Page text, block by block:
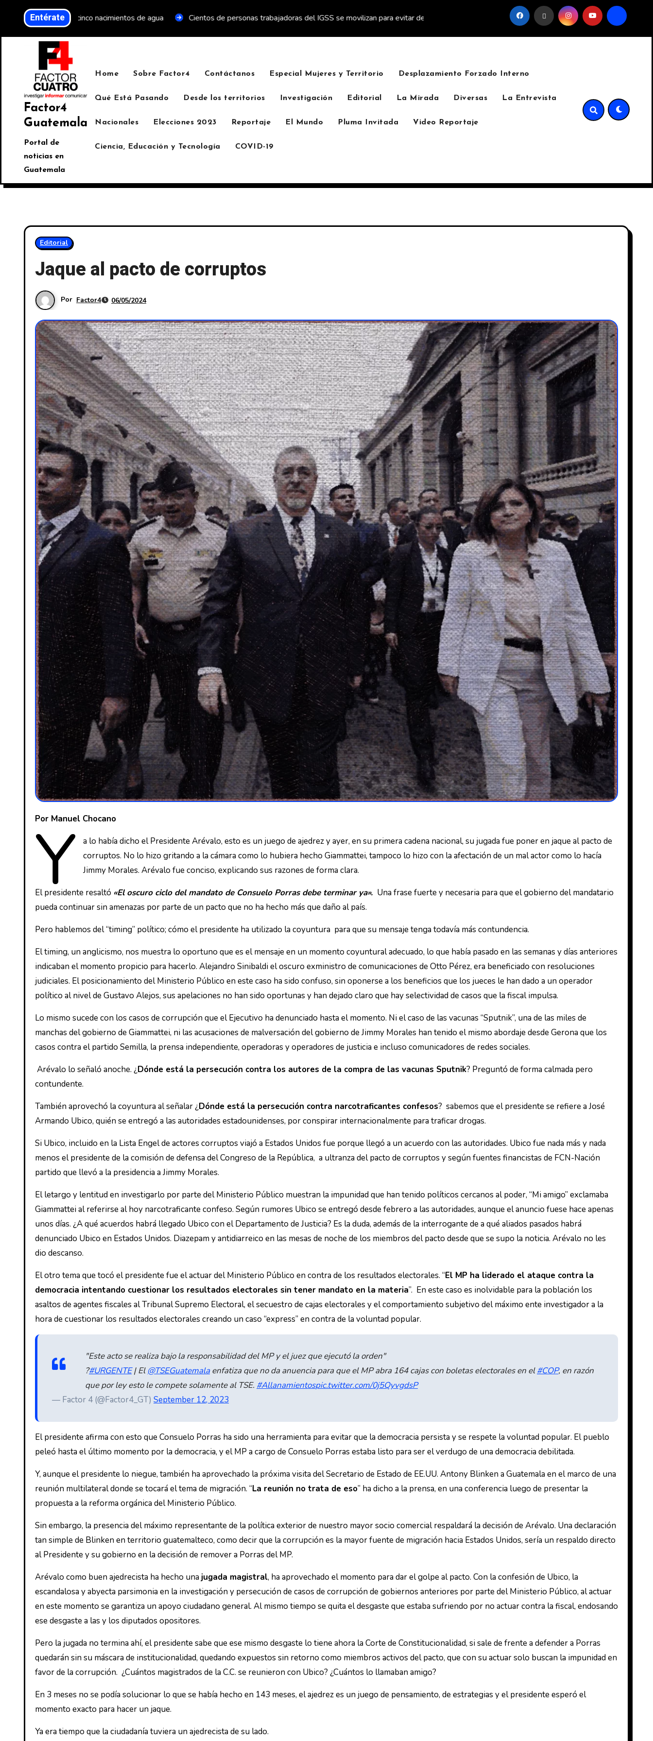
Entérate
cinco nacimientos de agua Cientos de personas trabajadoras del IGSS se movilizan para evitar descuento a favor del sindicato La invasión del cinturón verde de
Factor4
Guatemala
Portal de
noticias en
Guatemala
Home Sobre Factor4 Contáctanos Especial Mujeres y Territorio Desplazamiento Forzado Interno
Qué Está Pasando Desde los territorios Investigación Editorial La Mirada Diversas La Entrevista
Nacionales Elecciones 2023 Reportaje El Mundo Pluma Invitada Video Reportaje
Ciencia, Educación y Tecnología COVID-19
Editorial
Jaque al pacto de corruptos
Por Factor4 06/05/2024
Por Manuel Chocano
Y
a lo había dicho el Presidente Arévalo, esto es un juego de ajedrez y ayer, en su primera cadena nacional, su jugada fue poner en jaque al pacto de
corruptos. No lo hizo gritando a la cámara como lo hubiera hecho Giammattei, tampoco lo hizo con la afectación de un mal actor como lo hacía
Jimmy Morales. Arévalo fue conciso, explicando sus razones de forma clara.
El presidente resaltó «El oscuro ciclo del mandato de Consuelo Porras debe terminar ya». Una frase fuerte y necesaria para que el gobierno del mandatario
pueda continuar sin amenazas por parte de un pacto que no ha hecho más que daño al país.
Pero hablemos del “timing” político; cómo el presidente ha utilizado la coyuntura para que su mensaje tenga todavía más contundencia.
El timing, un anglicismo, nos muestra lo oportuno que es el mensaje en un momento coyuntural adecuado, lo que había pasado en las semanas y días anteriores
indicaban el momento propicio para hacerlo. Alejandro Sinibaldi el oscuro exministro de comunicaciones de Otto Pérez, era beneficiado con resoluciones
judiciales. El posicionamiento del Ministerio Público en este caso ha sido confuso, sin oponerse a los beneficios que los jueces le han dado a un operador
político al nivel de Gustavo Alejos, sus apelaciones no han sido oportunas y han dejado claro que hay selectividad de casos que la fiscal impulsa.
Lo mismo sucede con los casos de corrupción que el Ejecutivo ha denunciado hasta el momento. Ni el caso de las vacunas “Sputnik”, una de las miles de
manchas del gobierno de Giammattei, ni las acusaciones de malversación del gobierno de Jimmy Morales han tenido el mismo abordaje desde Gerona que los
casos contra el partido Semilla, la prensa independiente, operadoras y operadores de justicia e incluso comunicadores de redes sociales.
Arévalo lo señaló anoche. ¿Dónde está la persecución contra los autores de la compra de las vacunas Sputnik? Preguntó de forma calmada pero
contundente.
También aprovechó la coyuntura al señalar ¿Dónde está la persecución contra narcotraficantes confesos? sabemos que el presidente se refiere a José
Armando Ubico, quién se entregó a las autoridades estadounidenses, por conspirar internacionalmente para traficar drogas.
Si Ubico, incluido en la Lista Engel de actores corruptos viajó a Estados Unidos fue porque llegó a un acuerdo con las autoridades. Ubico fue nada más y nada
menos el presidente de la comisión de defensa del Congreso de la República, a ultranza del pacto de corruptos y según fuentes financistas de FCN-Nación
partido que llevó a la presidencia a Jimmy Morales.
El letargo y lentitud en investigarlo por parte del Ministerio Público muestran la impunidad que han tenido políticos cercanos al poder, “Mi amigo” exclamaba
Giammattei al referirse al hoy narcotraficante confeso. Según rumores Ubico se entregó desde febrero a las autoridades, aunque el anuncio fuese hace apenas
unos días. ¿A qué acuerdos habrá llegado Ubico con el Departamento de Justicia? Es la duda, además de la interrogante de a qué aliados pasados habrá
denunciado Ubico en Estados Unidos. Diazepam y antidiarreico en las mesas de noche de los miembros del pacto desde que se supo la noticia. Arévalo no les
dio descanso.
El otro tema que tocó el presidente fue el actuar del Ministerio Público en contra de los resultados electorales. “El MP ha liderado el ataque contra la
democracia intentando cuestionar los resultados electorales sin tener mandato en la materia”. En este caso es inolvidable para la población los
asaltos de agentes fiscales al Tribunal Supremo Electoral, el secuestro de cajas electorales y el comportamiento subjetivo del máximo ente investigador a la
hora de cuestionar los resultados electorales creando un caso “express” en contra de la voluntad popular.
"Este acto se realiza bajo la responsabilidad del MP y el juez que ejecutó la orden"
?#URGENTE| El @TSEGuatemalaenfatiza que no da anuencia para que el MP abra 164 cajas con boletas electorales en el#COP, en razón
que por ley esto le compete solamente al TSE. #Allanamientospic.twitter.com/0j5QyvgdsP
— Factor 4 (@Factor4_GT) September 12, 2023
El presidente afirma con esto que Consuelo Porras ha sido una herramienta para evitar que la democracia persista y se respete la voluntad popular. El pueblo
peleó hasta el último momento por la democracia, y el MP a cargo de Consuelo Porras estaba listo para ser el verdugo de una democracia debilitada.
Y, aunque el presidente lo niegue, también ha aprovechado la próxima visita del Secretario de Estado de EE.UU. Antony Blinken a Guatemala en el marco de una
reunión multilateral donde se tocará el tema de migración. “La reunión no trata de eso” ha dicho a la prensa, en una conferencia luego de presentar la
propuesta a la reforma orgánica del Ministerio Público.
Sin embargo, la presencia del máximo representante de la política exterior de nuestro mayor socio comercial respaldará la decisión de Arévalo. Una declaración
tan simple de Blinken en territorio guatemalteco, como decir que la corrupción es la mayor fuente de migración hacia Estados Unidos, sería un respaldo directo
al Presidente y su gobierno en la decisión de remover a Porras del MP.
Arévalo como buen ajedrecista ha hecho unajugada magistral, ha aprovechado el momento para dar el golpe al pacto. Con la confesión de Ubico, la
escandalosa y abyecta parsimonia en la investigación y persecución de casos de corrupción de gobiernos anteriores por parte del Ministerio Público, al actuar
en este momento se garantiza un apoyo ciudadano general. Al mismo tiempo se quita el desgaste que estaba sufriendo por no actuar contra la fiscal, endosando
ese desgaste a las y los diputados opositores.
Pero la jugada no termina ahí, el presidente sabe que ese mismo desgaste lo tiene ahora la Corte de Constitucionalidad, si sale de frente a defender a Porras
quedarán sin su máscara de institucionalidad, quedando expuestos sin retorno como miembros activos del pacto, que con su actuar solo buscan la impunidad en
favor de la corrupción. ¿Cuántos magistrados de la C.C. se reunieron con Ubico? ¿Cuántos lo llamaban amigo?
En 3 meses no se podía solucionar lo que se había hecho en 143 meses, el ajedrez es un juego de pensamiento, de estrategias y el presidente esperó el
momento exacto para hacer un jaque.
Ya era tiempo que la ciudadanía tuviera un ajedrecista de su lado.